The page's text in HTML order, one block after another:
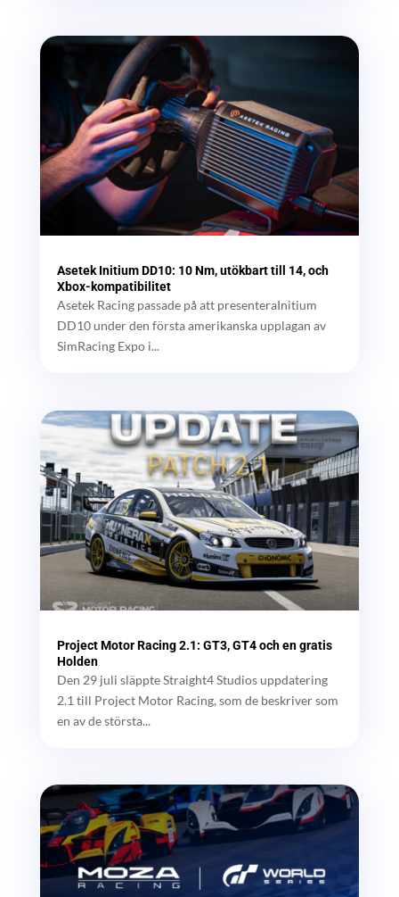
Asetek Initium DD10: 10 Nm, utökbart till 14, och
Xbox-kompatibilitet
Asetek Racing passade på att presenteraInitium
DD10 under den första amerikanska upplagan av
SimRacing Expo i...
Project Motor Racing 2.1: GT3, GT4 och en gratis
Holden
Den 29 juli släppte Straight4 Studios uppdatering
2.1 till Project Motor Racing, som de beskriver som
en av de största...